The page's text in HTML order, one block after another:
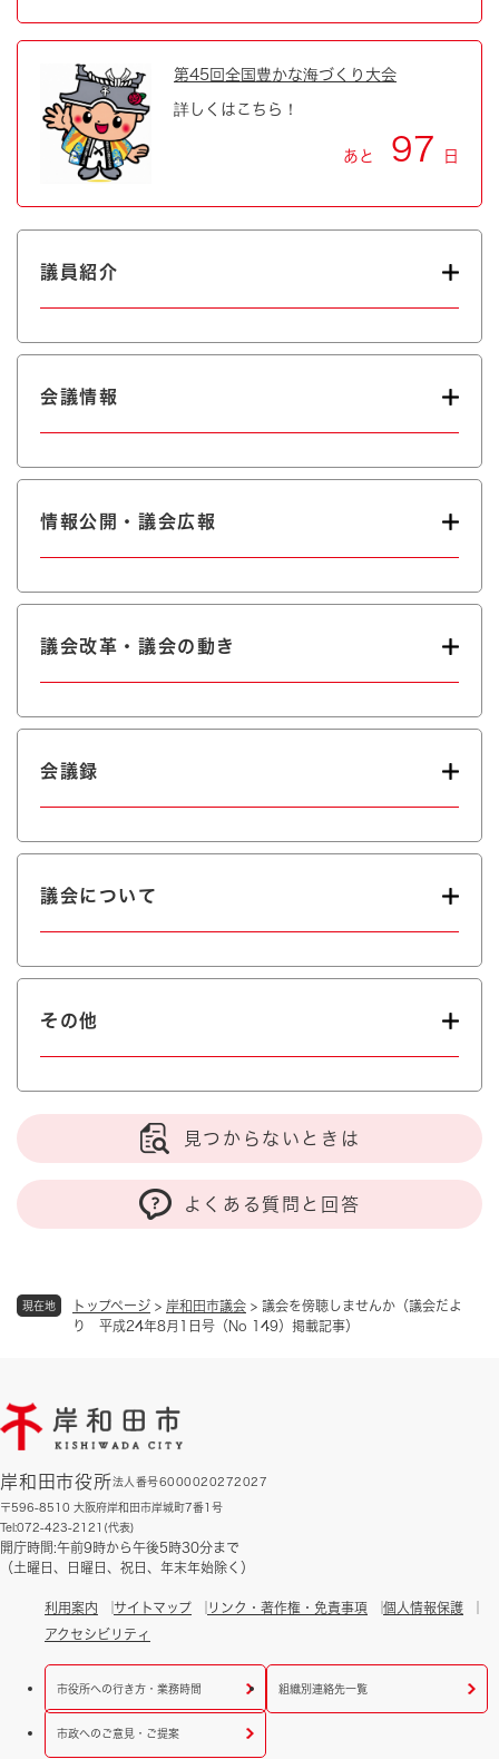
現在地 トップページ > 岸和田市議会 > 議会を傍聴しませんか（議会だよ
り 平成24年8月1日号（No 149）掲載記事）
第45回全国豊かな海づくり大会
詳しくはこちら！
あと 97 日
議員紹介
会議情報
情報公開・議会広報
議会改革・議会の動き
会議録
議会について
その他
見つからないときは
よくある質問と回答
岸和田市役所法人番号6000020272027
〒596-8510 大阪府岸和田市岸城町7番1号
Tel:072-423-2121(代表)
開庁時間:午前9時から午後5時30分まで
（土曜日、日曜日、祝日、年末年始除く）
利用案内 サイトマップ リンク・著作権・免責事項
個人情報保護
アクセシビリティ
市役所への行き方・業務時間 組織別連絡先一覧
市政へのご意見・ご提案